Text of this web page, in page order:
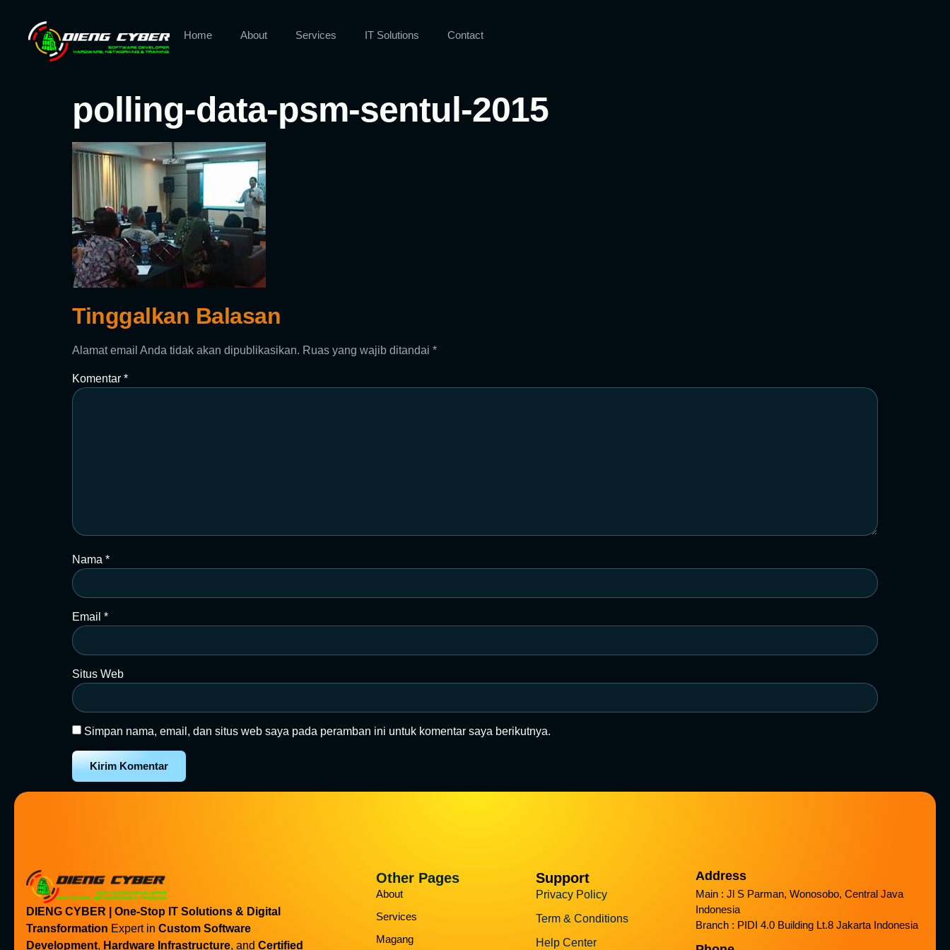
Home About Services IT Solutions Contact
polling-data-psm-sentul-2015
Tinggalkan Balasan
Alamat email Anda tidak akan dipublikasikan. Ruas yang wajib ditandai *
Komentar *
Nama *
Email *
Situs Web
Simpan nama, email, dan situs web saya pada peramban ini untuk komentar saya berikutnya.
DIENG CYBER | One-Stop IT Solutions & Digital
Transformation Expert in Custom Software
Development, Hardware Infrastructure, and Certified
Other Pages
About
Services
Magang
Support
Privacy Policy
Term & Conditions
Help Center
Address
Main : Jl S Parman, Wonosobo, Central Java
Indonesia
Branch : PIDI 4.0 Building Lt.8 Jakarta Indonesia